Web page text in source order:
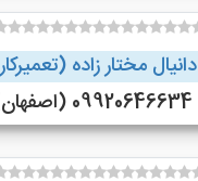
دانیال مختار زاده (تعمیرکار)
09920646634 (اصفهان)